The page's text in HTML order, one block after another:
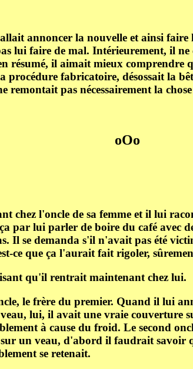
annoncer la nouvelle et ainsi
lui faire de mal. Intérieurement, il
résumé, il aimait mieux
procédure fabricatoire, désossait la
remontait pas nécessairement la
oOo
chez l'oncle de sa femme et il lui
par lui parler de boire du café avec
Il se demanda s'il n'avait pas été
ce que ça l'aurait fait rigoler,
qu'il rentrait maintenant chez lui.
le frère du premier. Quand il lui
lui, il avait une vraie couverture
à cause du froid. Le second
un veau, d'abord il faudrait savoir
se retenait.